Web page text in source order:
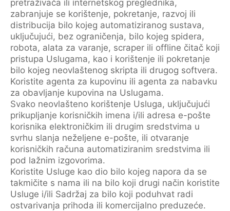
pretraživača ili internetskog preglednika,
zabranjuje se korištenje, pokretanje, razvoj ili
distribucija bilo kojeg automatiziranog sustava,
uključujući, bez ograničenja, bilo kojeg spidera,
robota, alata za varanje, scraper ili offline čitač koji
pristupa Uslugama, kao i korištenje ili pokretanje
bilo kojeg neovlaštenog skripta ili drugog softvera.
Koristite agenta za kupovinu ili agenta za nabavku
za obavljanje kupovina na Uslugama.
Svako neovlašteno korištenje Usluga, uključujući
prikupljanje korisničkih imena i/ili adresa e-pošte
korisnika elektroničkim ili drugim sredstvima u
svrhu slanja neželjene e-pošte, ili otvaranje
korisničkih računa automatiziranim sredstvima ili
pod lažnim izgovorima.
Koristite Usluge kao dio bilo kojeg napora da se
takmičite s nama ili na bilo koji drugi način koristite
Usluge i/ili Sadržaj za bilo koji poduhvat radi
ostvarivanja prihoda ili komercijalno preduzeće.